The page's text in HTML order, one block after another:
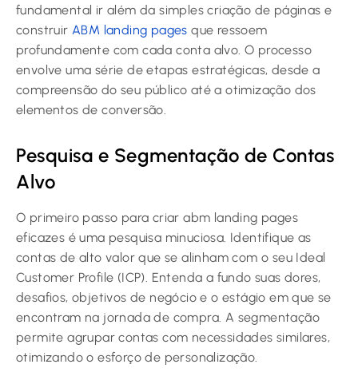
fundamental ir além da simples criação de páginas e
construir ABM landing pages que ressoem
profundamente com cada conta alvo. O processo
envolve uma série de etapas estratégicas, desde a
compreensão do seu público até a otimização dos
elementos de conversão.
Pesquisa e Segmentação de Contas
Alvo
O primeiro passo para criar abm landing pages
eficazes é uma pesquisa minuciosa. Identifique as
contas de alto valor que se alinham com o seu Ideal
Customer Profile (ICP). Entenda a fundo suas dores,
desafios, objetivos de negócio e o estágio em que se
encontram na jornada de compra. A segmentação
permite agrupar contas com necessidades similares,
otimizando o esforço de personalização.